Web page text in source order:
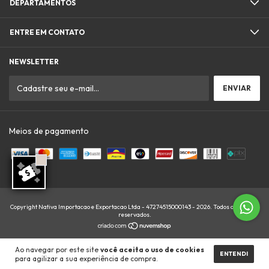
Ao navegar por este site você aceita o uso de cookies
para agilizar a sua experiência de compra.
ENTENDI
DEPARTAMENTOS
ENTRE EM CONTATO
NEWSLETTER
Meios de pagamento
Copyright Nativa Importacao e Exportacao Ltda - 47274515000143 - 2026. Todos os direitos
reservados.